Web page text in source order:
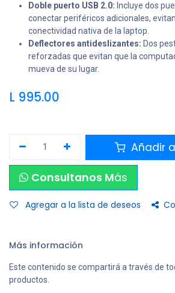
Doble puerto USB 2.0: Incluye dos
conectar periféricos adicionales,
conectividad nativa de la laptop.
Deflectores antideslizantes: Dos
reforzadas que evitan que la
mueva de su lugar.
L 995.00
Añadir
Consultanos Más
Agregar a la lista de deseos
Más información
Este contenido se compartirá a través de
productos.